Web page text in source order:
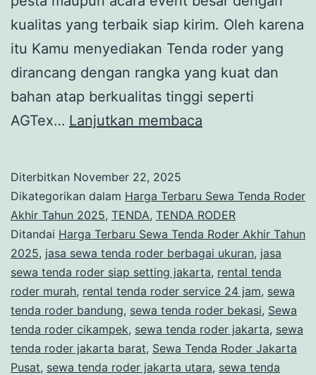
kualitas yang terbaik siap kirim. Oleh karena
itu Kamu menyediakan Tenda roder yang
dirancang dengan rangka yang kuat dan
bahan atap berkualitas tinggi seperti
AGTex… Lanjutkan membaca
Tenda
Roder
Akhir
Tahun
2025
Diterbitkan November 22, 2025
Dikategorikan dalam Harga Terbaru Sewa Tenda Roder
Akhir Tahun 2025, TENDA, TENDA RODER
Ditandai Harga Terbaru Sewa Tenda Roder Akhir Tahun
2025, jasa sewa tenda roder berbagai ukuran, jasa
sewa tenda roder siap setting jakarta, rental tenda
roder murah, rental tenda roder service 24 jam, sewa
tenda roder bandung, sewa tenda roder bekasi, Sewa
tenda roder cikampek, sewa tenda roder jakarta, sewa
tenda roder jakarta barat, Sewa Tenda Roder Jakarta
Pusat, sewa tenda roder jakarta utara, sewa tenda